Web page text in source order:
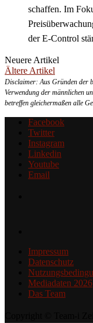
schaffen. Im
der E-Control
Neuere Artikel
Ältere Artikel
Disclaimer: Aus Gründen der
Verwendung der männlichen
betreffen gleichermaßen alle
Facebook
Twitter
Instagram
Linkedin
Youtube
Email
Impressum
Datenschutz
Mediadaten 2026
Das Team